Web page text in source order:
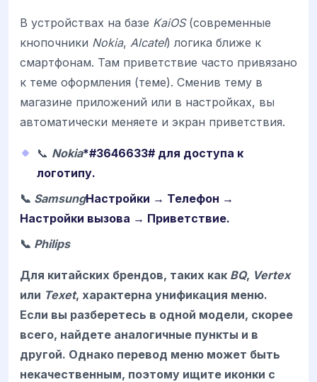
В устройствах на базе KaiOS(современные
кнопочники Nokia, Alcatel) логика ближе к
смартфонам. Там приветствие часто привязано
к теме оформления (теме). Сменив тему в
магазине приложений или в настройках, вы
автоматически меняете и экран приветствия.
📞 Nokia*#3646633# для доступа к
логотипу.
📞 SamsungНастройки → Телефон →
Настройки вызова → Приветствие.
📞 Philips
Для китайских брендов, таких как BQ, Vertex
или Texet, характерна унификация меню.
Если вы разберетесь в одной модели, скорее
всего, найдете аналогичные пункты и в
другой. Однако перевод меню может быть
некачественным, поэтому ищите иконки с